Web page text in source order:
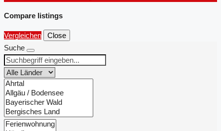
Compare listings
Vergleichen
Close
Suche